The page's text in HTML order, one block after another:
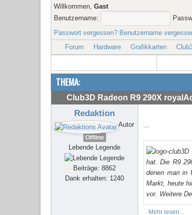
Willkommen, Gast
Benutzername:
Passwort vergessen? Benutzername
Forum
Hardware Grafikkarten
THEMA:
Club3D Radeon R9 290X
Redaktion
Autor
Offline
Lebende Legende
Beiträge: 8862
Dank erhalten: 1240
...
hat. Die R9
denen man in
Markt, heute
vor. Weitere
Mehr lesen...